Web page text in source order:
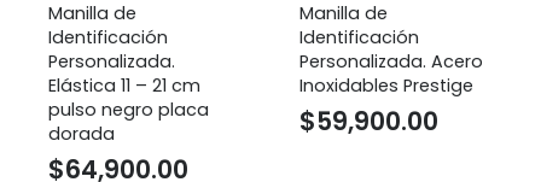
Manilla de
Identificación
Personalizada.
Elástica 11 – 21 cm
pulso negro placa
dorada
$64,900.00
Manilla de
Identificación
Personalizada. Acero
Inoxidables Prestige
$59,900.00